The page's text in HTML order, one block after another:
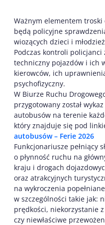
Ważnym elementem troski
będą policyjne
wiozących dzieci i
Podczas kontroli
techniczny pojazdów i ich
kierowców, ich
psychofizyczny.
W Biurze Ruchu
przygotowany został
autobusów na terenie
który znajduje się pod
autobusów – Ferie 2026
Funkcjonariusze pełniący
o płynność ruchu na
kraju i drogach
oraz atrakcyjnych
na wykroczenia
w szczególności takie jak:
prędkości, niekorzystanie
czy niewłaściwe